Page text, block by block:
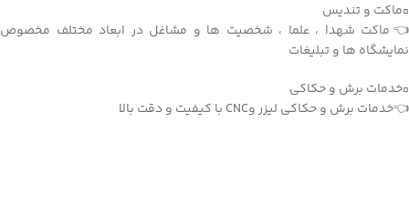
▫️ماکت و تندیس
👈ماکت شهدا ، علما ، شخصیت ها و مشاغل در ابعاد مختلف مخصوص
نمایشگاه ها و تبلیغات
▫️خدمات برش و حکاکی
👈خدمات برش و حکاکی لیزر وCNC با کیفیت و دقت بالا